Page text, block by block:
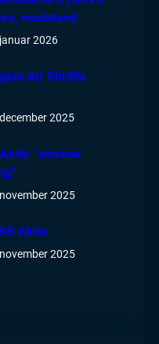
modstand
2026
Air Shuttle
2025
Aktie ”window
2025
Aktie
2025